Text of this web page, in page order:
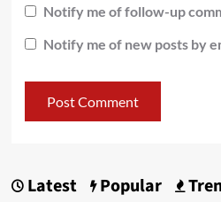
Notify me of follow-up
Notify me of new posts by
Latest Popular